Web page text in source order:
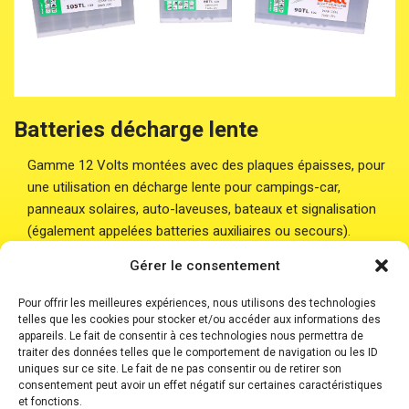
Gérer le consentement
Pour offrir les meilleures expériences, nous utilisons des technologies
telles que les cookies pour stocker et/ou accéder aux informations des
appareils. Le fait de consentir à ces technologies nous permettra de
traiter des données telles que le comportement de navigation ou les ID
uniques sur ce site. Le fait de ne pas consentir ou de retirer son
consentement peut avoir un effet négatif sur certaines caractéristiques
et fonctions.
Batteries décharge lente
Gamme 12 Volts montées avec des plaques épaisses, pour
une utilisation en décharge lente pour campings-car,
panneaux solaires, auto-laveuses, bateaux et signalisation
(également appelées batteries auxiliaires ou secours).
Accueil Batteries
Batteries Plomb Etanche
Chargeurs